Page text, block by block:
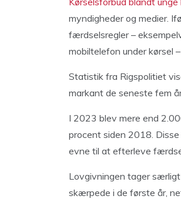
myndigheder og medier.
færdselsregler –
mobiltelefon under kørsel
Statistik fra Rigspolitiet
markant de seneste fem
I 2023 blev mere end
procent siden 2018.
evne til at efterleve
Lovgivningen tager
skærpede i de første år,